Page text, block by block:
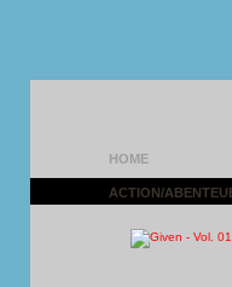
HOME
ACTION/